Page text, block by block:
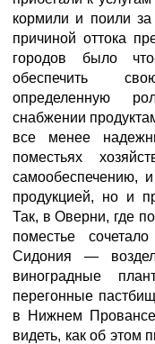
кормили и поили за
причиной оттока
городов было
обеспечить
определенную
снабжении
все менее
поместьях
самообеспечению, и
продукцией, но и
Так, в Оверни, где
поместье
Сидония —
виноградные
перегонные
в Нижнем
видеть, как об этом